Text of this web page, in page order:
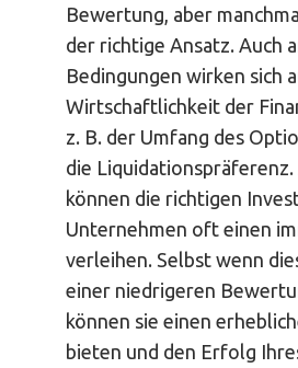
Bewertung, aber
der richtige Ansatz. Auch
Bedingungen wirken sich
Wirtschaftlichkeit der
z. B. der Umfang des
die
können die richtigen
Unternehmen oft einen
verleihen. Selbst wenn
einer niedrigeren
können sie einen
bieten und den Erfolg